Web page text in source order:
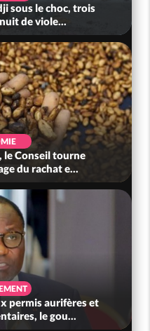
sous le choc, trois
de viole...
le Conseil tourne
du rachat e...
permis aurifères et
le gou...